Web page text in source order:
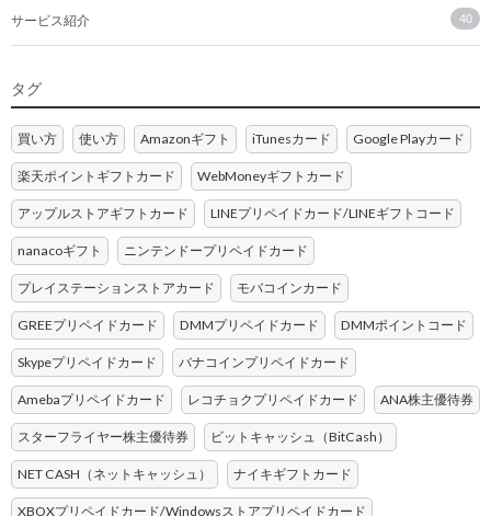
サービス紹介 40
タグ
買い方 使い方 Amazonギフト iTunesカード Google Playカード
楽天ポイントギフトカード WebMoneyギフトカード
アップルストアギフトカード LINEプリペイドカード/LINEギフトコード
nanacoギフト ニンテンドープリペイドカード
プレイステーションストアカード モバコインカード
GREEプリペイドカード DMMプリペイドカード DMMポイントコード
Skypeプリペイドカード バナコインプリペイドカード
Amebaプリペイドカード レコチョクプリペイドカード ANA株主優待券
スターフライヤー株主優待券 ビットキャッシュ（BitCash）
NET CASH（ネットキャッシュ） ナイキギフトカード
XBOXプリペイドカード/Windowsストアプリペイドカード